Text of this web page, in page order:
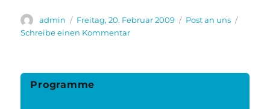
Autor
admin
Veröffentlicht
am
Freitag, 20. Februar 2009 Kategorien
Post an uns
Schreibe einen Kommentarzu
Programme